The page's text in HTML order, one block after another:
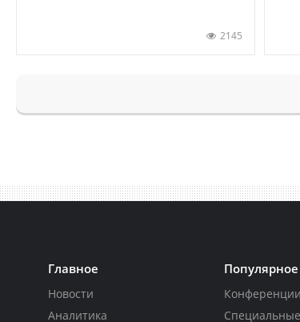
2145
Главное
Новости
Аналитика
Популярное
Конференции